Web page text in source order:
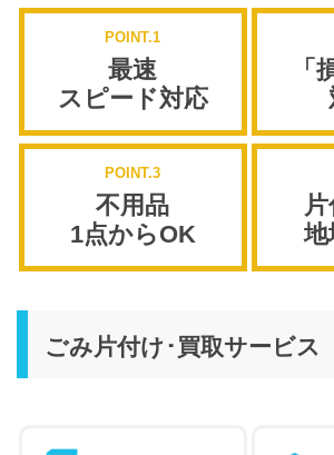
POINT.1
最速
スピード対応
「
POINT.3
不用品
1点からOK
地
ごみ片付け･買取サービス